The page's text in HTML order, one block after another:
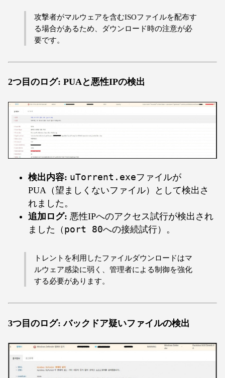
攻撃者がマルウェアを含むISOファイルを配布す
る場合があるため、ダウンロード時の注意が必
要です。
2つ目のログ: PUAと悪性IPの検出
検出内容: uTorrent.exeファイルが
PUA（望ましくないファイル）として検出さ
れました。
追加ログ: 悪性IPへのアクセス試行が検出され
ました（ port 80への接続試行）。
トレントを利用したファイルダウンロードはマ
ルウェア感染に弱く、管理者による制御を強化
する必要があります。
3つ目のログ: バックドア疑いファイルの検出